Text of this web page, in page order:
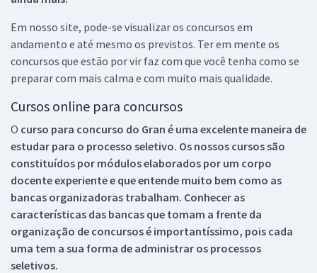
Em nosso site, pode-se visualizar os concursos em
andamento e até mesmo os previstos. Ter em mente os
concursos que estão por vir faz com que você tenha como se
preparar com mais calma e com muito mais qualidade.
Cursos online para concursos
O curso para concurso do Gran é uma excelente maneira de
estudar para o processo seletivo. Os nossos cursos são
constituídos por módulos elaborados por um corpo
docente experiente e que entende muito bem como as
bancas organizadoras trabalham. Conhecer as
características das bancas que tomam a frente da
organização de concursos é importantíssimo, pois cada
uma tem a sua forma de administrar os processos
seletivos.